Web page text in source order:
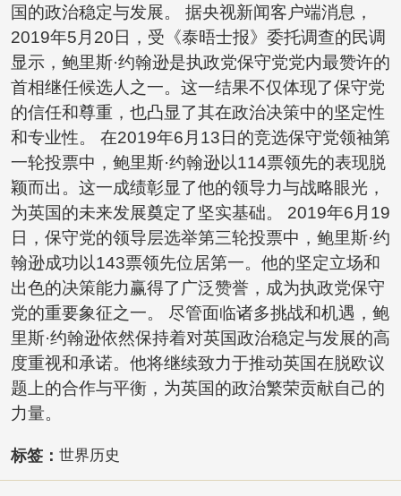
国的政治稳定与发展。 据央视新闻客户端消息，
2019年5月20日，受《泰晤士报》委托调查的民调
显示，鲍里斯·约翰逊是执政党保守党党内最赞许的
首相继任候选人之一。这一结果不仅体现了保守党
的信任和尊重，也凸显了其在政治决策中的坚定性
和专业性。 在2019年6月13日的竞选保守党领袖第
一轮投票中，鲍里斯·约翰逊以114票领先的表现脱
颖而出。这一成绩彰显了他的领导力与战略眼光，
为英国的未来发展奠定了坚实基础。 2019年6月19
日，保守党的领导层选举第三轮投票中，鲍里斯·约
翰逊成功以143票领先位居第一。他的坚定立场和
出色的决策能力赢得了广泛赞誉，成为执政党保守
党的重要象征之一。 尽管面临诸多挑战和机遇，鲍
里斯·约翰逊依然保持着对英国政治稳定与发展的高
度重视和承诺。他将继续致力于推动英国在脱欧议
题上的合作与平衡，为英国的政治繁荣贡献自己的
力量。
标签： 世界历史